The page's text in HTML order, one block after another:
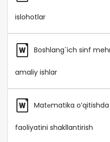
islohotlar
Boshlang`ich sinf
amaliy ishlar
Matеmatika
faoliyatini shakllantirish